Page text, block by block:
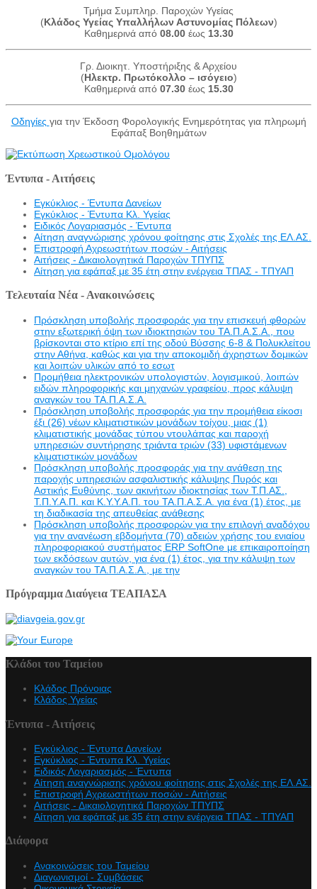
Τμήμα Συμπληρ. Παροχών Υγείας
(Κλάδος Υγείας Υπαλλήλων Αστυνομίας Πόλεων)
Καθημερινά από 08.00έως 13.30
Γρ. Διοικητ. Υποστήριξης & Αρχείου
(Ηλεκτρ. Πρωτόκολλο – ισόγειο)
Καθημερινά από 07.30έως 15.30
Οδηγίες για την Έκδοση Φορολογικής Ενημερότητας για πληρωμή
Εφάπαξ Βοηθημάτων
Έντυπα - Αιτήσεις
Εγκύκλιος - Έντυπα Δανείων
Εγκύκλιος - Έντυπα Κλ. Υγείας
Eιδικός Λογαριασμός - Έντυπα
Αίτηση αναγνώρισης χρόνου φοίτησης στις Σχολές της ΕΛ.ΑΣ.
Επιστροφή Αχρεωστήτων ποσών - Αιτήσεις
Αιτήσεις - Δικαιολογητικά Παροχών ΤΠΥΠΣ
Αίτηση για εφάπαξ με 35 έτη στην ενέργεια ΤΠΑΣ - ΤΠΥΑΠ
Τελευταία Νέα - Ανακοινώσεις
Πρόσκληση υποβολής προσφοράς για την επισκευή φθορών
στην εξωτερική όψη των ιδιοκτησιών του ΤΑ.Π.Α.Σ.Α., που
βρίσκονται στο κτίριο επί της οδού Βύσσης 6-8 & Πολυκλείτου
στην Αθήνα, καθώς και για την αποκομιδή άχρηστων δομικών
και λοιπών υλικών από το εσωτ
Προμήθεια ηλεκτρονικών υπολογιστών, λογισμικού, λοιπών
ειδών πληροφορικής και μηχανών γραφείου, προς κάλυψη
αναγκών του ΤΑ.Π.Α.Σ.Α.
Πρόσκληση υποβολής προσφοράς για την προμήθεια είκοσι
έξι (26) νέων κλιματιστικών μονάδων τοίχου, μιας (1)
κλιματιστικής μονάδας τύπου ντουλάπας και παροχή
υπηρεσιών συντήρησης τριάντα τριών (33) υφιστάμενων
κλιματιστικών μονάδων
Πρόσκληση υποβολής προσφοράς για την ανάθεση της
παροχής υπηρεσιών ασφαλιστικής κάλυψης Πυρός και
Αστικής Ευθύνης, των ακινήτων ιδιοκτησίας των Τ.Π.ΑΣ.,
Τ.Π.Υ.Α.Π. και Κ.Υ.Υ.Α.Π. του ΤΑ.Π.Α.Σ.Α. για ένα (1) έτος, με
τη διαδικασία της απευθείας ανάθεσης
Πρόσκληση υποβολής προσφορών για την επιλογή αναδόχου
για την ανανέωση εβδομήντα (70) αδειών χρήσης του ενιαίου
πληροφοριακού συστήματος ERP SoftOne με επικαιροποίηση
των εκδόσεων αυτών, για ένα (1) έτος, για την κάλυψη των
αναγκών του ΤΑ.Π.Α.Σ.Α., με την
Πρόγραμμα Διαύγεια ΤΕΑΠΑΣΑ
Κλάδοι του Ταμείου
Κλάδος Πρόνοιας
Κλάδος Υγείας
Έντυπα - Αιτήσεις
Εγκύκλιος - Έντυπα Δανείων
Εγκύκλιος - Έντυπα Κλ. Υγείας
Eιδικός Λογαριασμός - Έντυπα
Αίτηση αναγνώρισης χρόνου φοίτησης στις Σχολές της ΕΛ.ΑΣ.
Επιστροφή Αχρεωστήτων ποσών - Αιτήσεις
Αιτήσεις - Δικαιολογητικά Παροχών ΤΠΥΠΣ
Αίτηση για εφάπαξ με 35 έτη στην ενέργεια ΤΠΑΣ - ΤΠΥΑΠ
Διάφορα
Ανακοινώσεις του Ταμείου
Διαγωνισμοί - Συμβάσεις